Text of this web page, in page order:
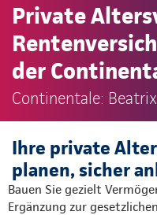
Private
der
Continentale:
Ihre private
planen, sicher
Bauen Sie gezielt
Ergänzung zur